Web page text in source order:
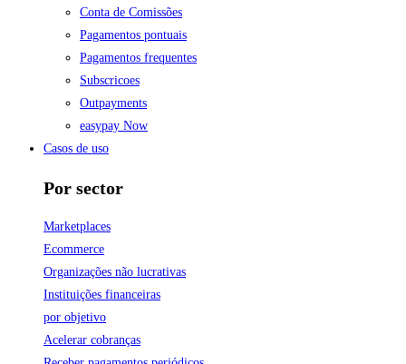
Conta de Comissões
Pagamentos pontuais
Pagamentos frequentes
Subscricoes
Outpayments
easypay Now
Casos de uso
Por sector
Marketplaces
Ecommerce
Organizações não lucrativas
Instituições financeiras
por objetivo
Acelerar cobranças